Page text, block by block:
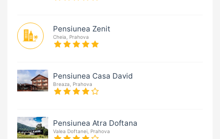
Pensiunea Zenit
Cheia, Prahova
Pensiunea Casa David
Breaza, Prahova
Pensiunea Atra Doftana
Valea Doftanei, Prahova